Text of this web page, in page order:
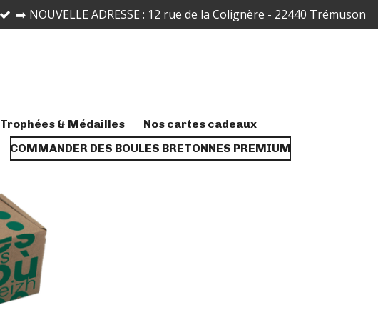
➡️ NOUVELLE ADRESSE : 12 rue de la Colignère - 22440 Trémuson
Trophées & Médailles
Nos cartes cadeaux
COMMANDER DES BOULES BRETONNES PREMIUM